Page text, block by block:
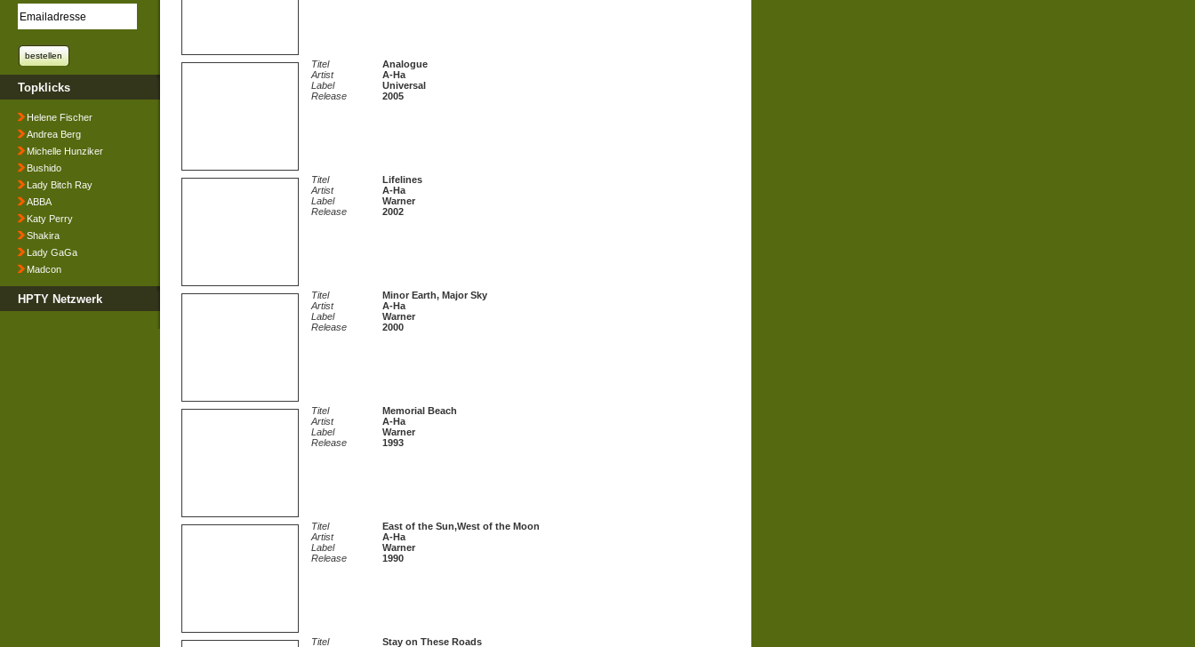
Topklicks
Helene Fischer
Andrea Berg
Michelle Hunziker
Bushido
Lady Bitch Ray
ABBA
Katy Perry
Shakira
Lady GaGa
Madcon
HPTY Netzwerk
Titel
Analogue
Artist
A-Ha
Label
Universal
Release
2005
Titel
Lifelines
Artist
A-Ha
Label
Warner
Release
2002
Titel
Minor Earth, Major Sky
Artist
A-Ha
Label
Warner
Release
2000
Titel
Memorial Beach
Artist
A-Ha
Label
Warner
Release
1993
Titel
East of the Sun,West of the Moon
Artist
A-Ha
Label
Warner
Release
1990
Titel Stay on These Roads